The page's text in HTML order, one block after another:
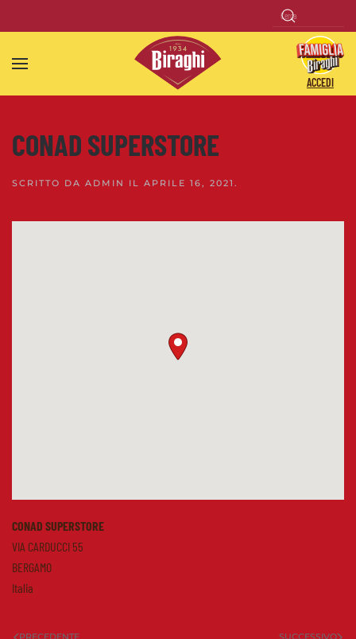
Skip to main content
ACCEDI
CONAD SUPERSTORE
SCRITTO DA ADMIN IL APRILE 16, 2021 .
CONAD SUPERSTORE
VIA CARDUCCI 55
BERGAMO
Italia
PRECEDENTE SUCCESSIVO